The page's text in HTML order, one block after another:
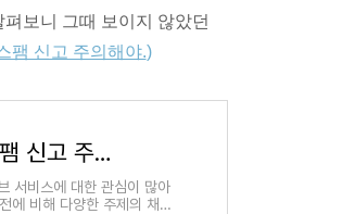
보니 그때 보이지 않았던
팸 신고 주의해야.)
유튜브 정지·폐쇄 사유 10가지, 저작권·스팸 신고 주의해야.
서비스에 대한 관심이 많아
에 비해 다양한 주제의 채널